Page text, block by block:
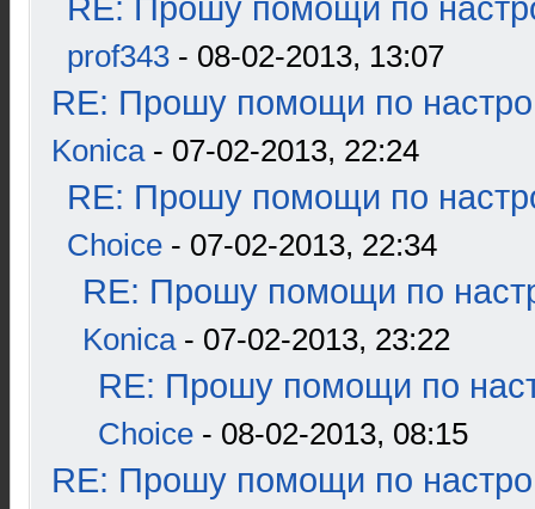
RE: Прошу помощи по
prof343 - 08-02-2013, 13:07
RE: Прошу помощи по
Konica- 07-02-2013, 22:24
RE: Прошу помощи по
Choice - 07-02-2013, 22:34
RE: Прошу помощи по
Konica- 07-02-2013, 23:22
RE: Прошу помощи по
Choice - 08-02-2013, 08:15
RE: Прошу помощи по